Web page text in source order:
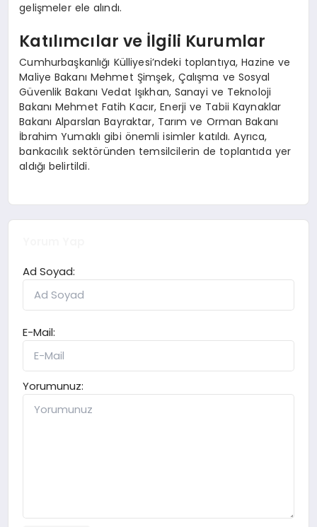
gelişmeler ele alındı.
Katılımcılar ve İlgili Kurumlar
Cumhurbaşkanlığı Külliyesi’ndeki toplantıya, Hazine ve
Maliye Bakanı Mehmet Şimşek, Çalışma ve Sosyal
Güvenlik Bakanı Vedat Işıkhan, Sanayi ve Teknoloji
Bakanı Mehmet Fatih Kacır, Enerji ve Tabii Kaynaklar
Bakanı Alparslan Bayraktar, Tarım ve Orman Bakanı
İbrahim Yumaklı gibi önemli isimler katıldı. Ayrıca,
bankacılık sektöründen temsilcilerin de toplantıda yer
aldığı belirtildi.
Ad Soyad:
E-Mail:
Yorumunuz: